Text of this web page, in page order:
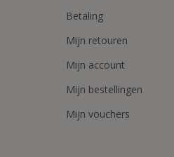
Betaling
Mijn retouren
Mijn account
Mijn bestellingen
Mijn vouchers